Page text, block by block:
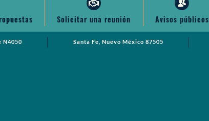
Solicitar una reunión Avisos públicos
N4050 Santa Fe, Nuevo México 87505